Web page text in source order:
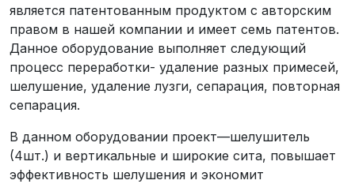
является патентованным продуктом с авторским
правом в нашей компании и имеет семь патентов.
Данное оборудование выполняет следующий
процесс переработки- удаление разных примесей,
шелушение, удаление лузги, сепарация, повторная
сепарация.
В данном оборудовании проект—шелушитель
(4шт.) и вертикальные и широкие сита, повышает
эффективность шелушения и экономит